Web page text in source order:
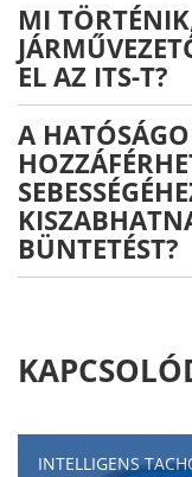
MI
EL AZ ITS-T?
A
BÜNTETÉST?
INTELLIGENS